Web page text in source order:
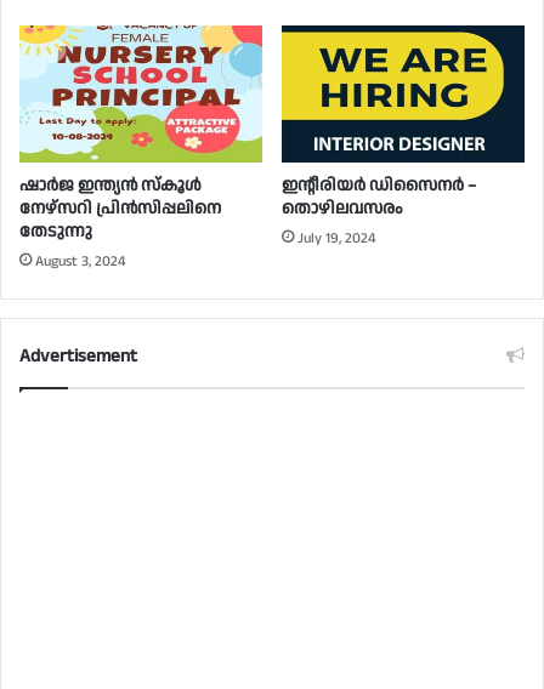
ഷാർജ ഇന്ത്യൻ സ്‌കൂൾ
നേഴ്‌സറി പ്രിൻസിപ്പലിനെ
തേടുന്നു
August 3, 2024
ഇന്റീരിയർ ഡിസൈനർ –
തൊഴിലവസരം
July 19, 2024
Advertisement